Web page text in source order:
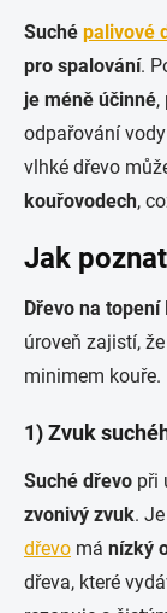
Suché palivové
pro spalování.
je méně účinné,
odpařování
vlhké dřevo
kouřovodech,
Jak
Dřevo na topení
úroveň zajistí,
minimem kouře.
1) Zvuk
Suché dřevo při
zvonivý zvuk. Je
dřevo má nízký
dřeva, které